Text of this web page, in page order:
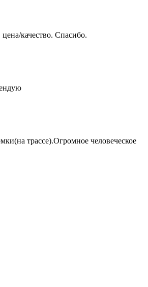
качество. Спасибо.
трассе).Огромное человеческое